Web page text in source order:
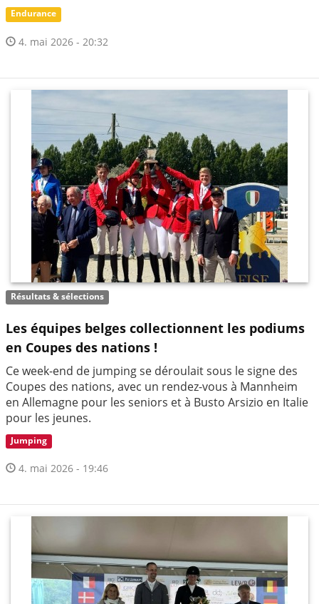
Endurance
4. mai 2026 - 20:32
Résultats & sélections
Les équipes belges collectionnent les podiums
en Coupes des nations !
Ce week-end de jumping se déroulait sous le signe des
Coupes des nations, avec un rendez-vous à Mannheim
en Allemagne pour les seniors et à Busto Arsizio en Italie
pour les jeunes.
Jumping
4. mai 2026 - 19:46